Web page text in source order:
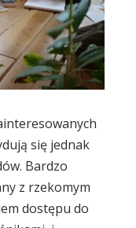
się jednak
Bardzo
z rzekomym
dostępu do